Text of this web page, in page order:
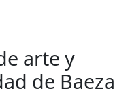
arte y
de Baeza